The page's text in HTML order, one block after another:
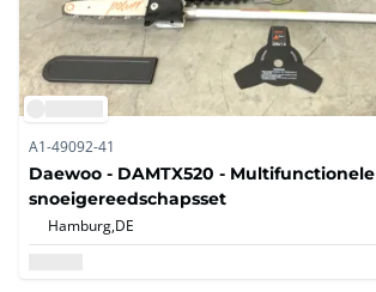
A1-49092-41
Daewoo - DAMTX520 - Multifunctionele
snoeigereedschapsset
Hamburg,DE